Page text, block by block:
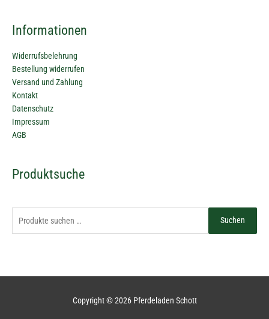
Informationen
Widerrufsbelehrung
Bestellung widerrufen
Versand und Zahlung
Kontakt
Datenschutz
Impressum
AGB
Produktsuche
Suchen
Suchen
Copyright © 2026 Pferdeladen Schott